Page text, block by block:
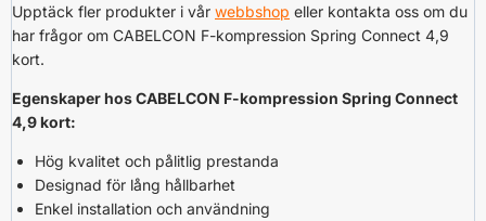
Upptäck fler produkter i vår webbshop eller kontakta oss om du
har frågor om CABELCON F-kompression Spring Connect 4,9
kort.
Egenskaper hos CABELCON F-kompression Spring Connect
4,9 kort:
Hög kvalitet och pålitlig prestanda
Designad för lång hållbarhet
Enkel installation och användning